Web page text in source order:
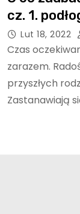
cz. 1.
Lut 18, 2022
Czas
zarazem.
przyszłych
Zastanawiają